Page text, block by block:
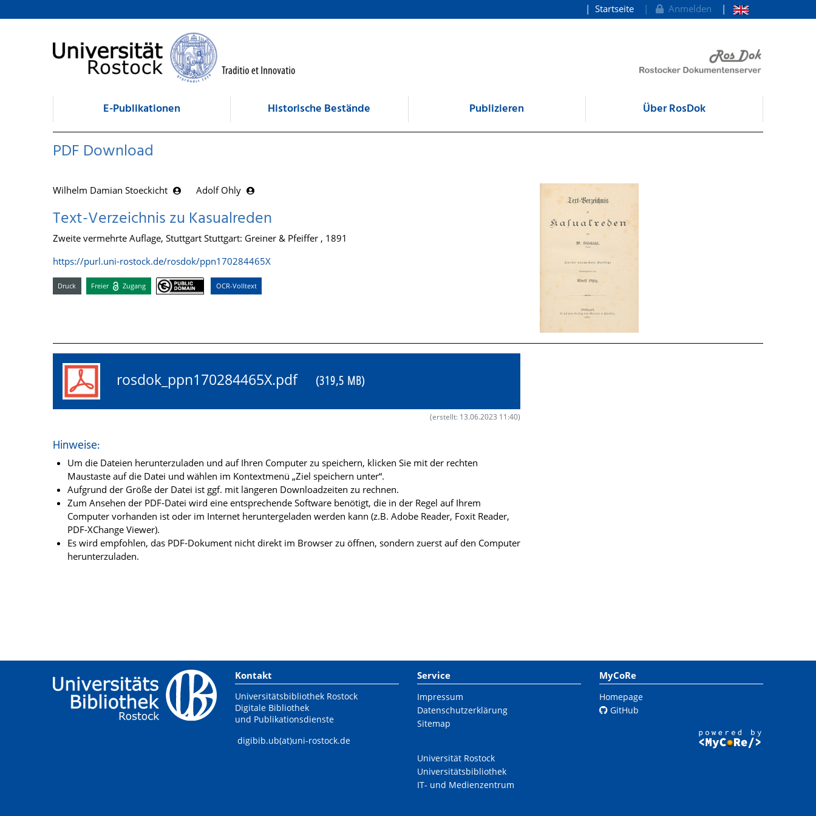
zum Inhalt
Startseite Anmelden
E-Publikationen Historische Bestände Publizieren Über RosDok
PDF Download
Wilhelm Damian Stoeckicht Adolf Ohly
Text-Verzeichnis zu Kasualreden
Zweite vermehrte Auflage, Stuttgart Stuttgart: Greiner & Pfeiffer , 1891
https://purl.uni-rostock.de/rosdok/ppn170284465X
Druck Freier Zugang OCR-Volltext
rosdok_ppn170284465X.pdf (319,5 MB)
(erstellt: 13.06.2023 11:40)
Hinweise:
Um die Dateien herunterzuladen und auf Ihren Computer zu speichern, klicken Sie mit der rechten
Maustaste auf die Datei und wählen im Kontextmenü „Ziel speichern unter“.
Aufgrund der Größe der Datei ist ggf. mit längeren Downloadzeiten zu rechnen.
Zum Ansehen der PDF-Datei wird eine entsprechende Software benötigt, die in der Regel auf Ihrem
Computer vorhanden ist oder im Internet heruntergeladen werden kann (z.B. Adobe Reader, Foxit Reader,
PDF-XChange Viewer).
Es wird empfohlen, das PDF-Dokument nicht direkt im Browser zu öffnen, sondern zuerst auf den Computer
herunterzuladen.
Kontakt
Universitätsbibliothek Rostock
Digitale Bibliothek
und Publikationsdienste
digibib.ub(at)uni-rostock.de
Service
Impressum
Datenschutzerklärung
Sitemap
Universität Rostock
Universitätsbibliothek
IT- und Medienzentrum
MyCoRe
Homepage
GitHub